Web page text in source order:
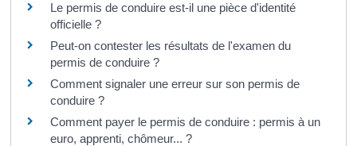
Le permis de conduire est-il une pièce d'identité
officielle ?
Peut-on contester les résultats de l'examen du
permis de conduire ?
Comment signaler une erreur sur son permis de
conduire ?
Comment payer le permis de conduire : permis à un
euro, apprenti, chômeur... ?